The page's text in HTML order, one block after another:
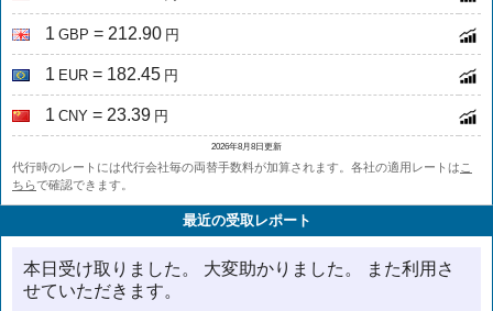
1 GBP = 212.90 円
1 EUR = 182.45 円
1 CNY = 23.39 円
2026年8月8日更新
代行時のレートには代行会社毎の両替手数料が加算されます。各社の適用レートは こ
ちらで確認できます。
最近の受取レポート
本日受け取りました。 大変助かりました。 また利用さ
せていただきます。